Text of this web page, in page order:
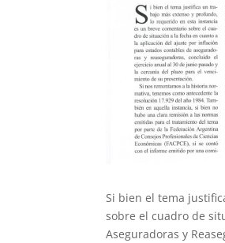
Si bien el tema
sobre el cuadro de
Aseguradoras y